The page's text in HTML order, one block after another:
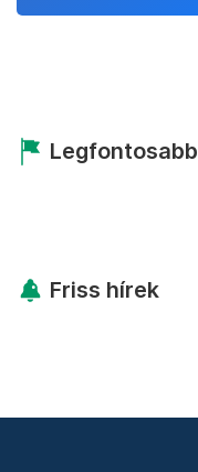
Legfontosabb
Friss hírek